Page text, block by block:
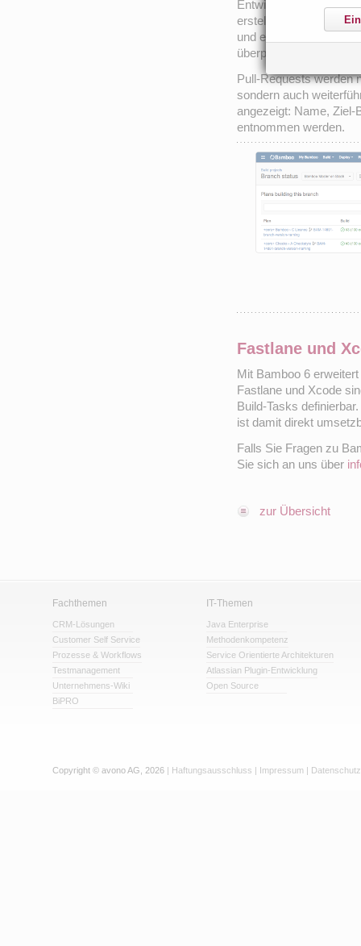
Entwickler melden
erstellen. Der
und es kann ein CI-
überprüft und ggf.
Pull-Requests werden
sondern auch
angezeigt: Name, Ziel-
entnommen werden.
Fastlane und
Mit Bamboo 6
Fastlane und Xcode
Build-Tasks
ist damit direkt
Falls Sie Fragen zu
Sie sich an uns über
zur Übersicht
Fachthemen
CRM-Lösungen
Customer Self Service
Prozesse & Workflows
Testmanagement
Unternehmens-Wiki
BiPRO
IT-Themen
Java Enterprise
Methodenkompetenz
Service Orientierte Architekturen
Atlassian Plugin-Entwicklung
Open Source
Copyright © avono AG, 2026 | Haftungsausschluss | Impressum | Datenschutz